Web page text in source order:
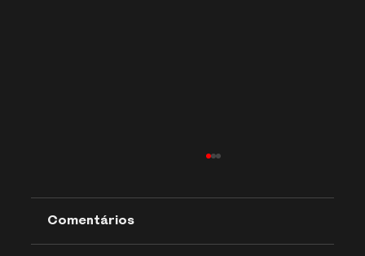
Comentários